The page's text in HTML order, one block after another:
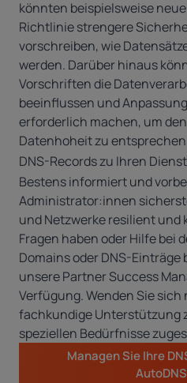
könnten beispielsweise
Richtliniestrengere
vorschreiben, wie
werden. Darüber hinaus
Vorschriften die
beeinflussen und
erforderlich machen, um
Datenhoheit zu
DNS-Records zu Ihren
Bestens informiert und
Administrator:innen
und Netzwerke resilient und
Fragen haben oder Hilfe bei
Domains oder DNS-
unsere Partner Success
Verfügung. Wenden Sie
fachkundige Unterstützung
speziellen Bedürfnisse
Managen Sie Ihre
AutoDNS